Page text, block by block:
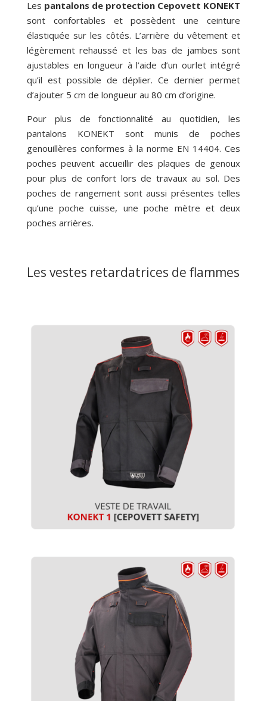
Les pantalons de protection Cepovett KONEKT
sont confortables et possèdent une ceinture
élastiquée sur les côtés. L’arrière du vêtement et
légèrement rehaussé et les bas de jambes sont
ajustables en longueur à l’aide d’un ourlet intégré
qu’il est possible de déplier. Ce dernier permet
d’ajouter 5 cm de longueur au 80 cm d’origine.
Pour plus de fonctionnalité au quotidien, les
pantalons KONEKT sont munis de poches
genouillères conformes à la norme EN 14404. Ces
poches peuvent accueillir des plaques de genoux
pour plus de confort lors de travaux au sol. Des
poches de rangement sont aussi présentes telles
qu’une poche cuisse, une poche mètre et deux
poches arrières.
Les vestes retardatrices de flammes